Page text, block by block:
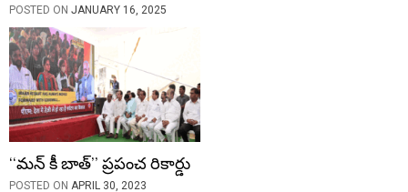
POSTED ON JANUARY 16, 2025
‘‘మన్ కీ బాత్’’ ప్రపంచ రికార్డు
POSTED ON APRIL 30, 2023